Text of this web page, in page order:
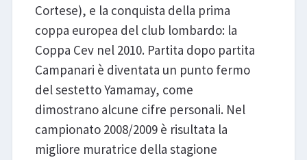
Cortese), e la conquista della prima
coppa europea del club lombardo: la
Coppa Cev nel 2010. Partita dopo partita
Campanari è diventata un punto fermo
del sestetto Yamamay, come
dimostrano alcune cifre personali. Nel
campionato 2008/2009 è risultata la
migliore muratrice della stagione